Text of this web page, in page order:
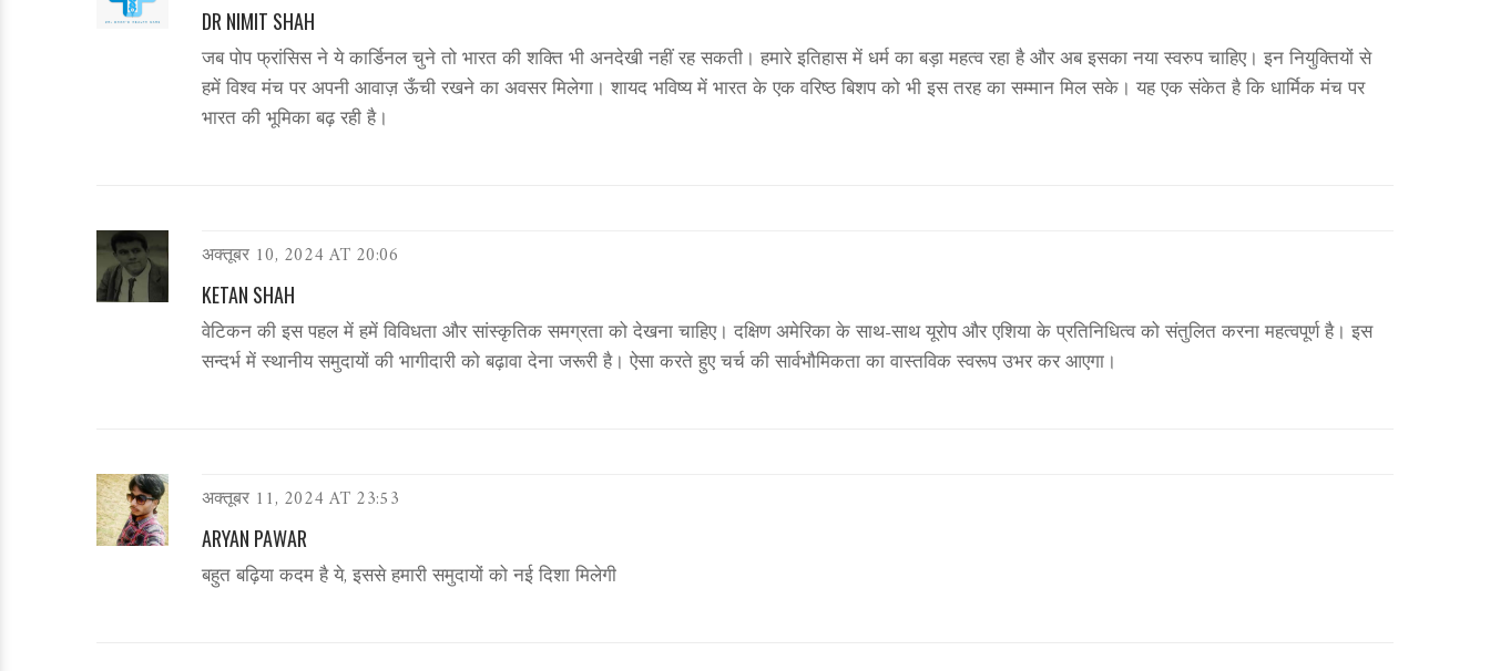
DR NIMIT SHAH
जब पोप फ्रांसिस ने ये कार्डिनल चुने तो भारत की शक्ति भी अनदेखी नहीं रह सकती। हमारे इतिहास में धर्म का बड़ा महत्व रहा है और अब इसका नया स्वरुप चाहिए। इन नियुक्तियों से
हमें विश्व मंच पर अपनी आवाज़ ऊँची रखने का अवसर मिलेगा। शायद भविष्य में भारत के एक वरिष्ठ बिशप को भी इस तरह का सम्मान मिल सके। यह एक संकेत है कि धार्मिक मंच पर
भारत की भूमिका बढ़ रही है।
अक्तूबर 10, 2024 AT 20:06
KETAN SHAH
वेटिकन की इस पहल में हमें विविधता और सांस्कृतिक समग्रता को देखना चाहिए। दक्षिण अमेरिका के साथ-साथ यूरोप और एशिया के प्रतिनिधित्व को संतुलित करना महत्वपूर्ण है। इस
सन्दर्भ में स्थानीय समुदायों की भागीदारी को बढ़ावा देना जरूरी है। ऐसा करते हुए चर्च की सार्वभौमिकता का वास्तविक स्वरूप उभर कर आएगा।
अक्तूबर 11, 2024 AT 23:53
ARYAN PAWAR
बहुत बढ़िया कदम है ये, इससे हमारी समुदायों को नई दिशा मिलेगी